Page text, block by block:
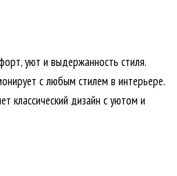
уют и выдержанность стиля.
с любым стилем в интерьере.
классический дизайн с уютом и